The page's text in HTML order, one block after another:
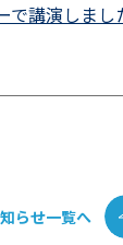
講演しまし
らせ一覧へ